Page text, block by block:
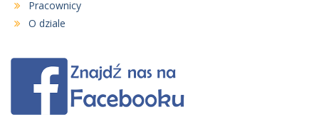
Pracownicy
O dziale